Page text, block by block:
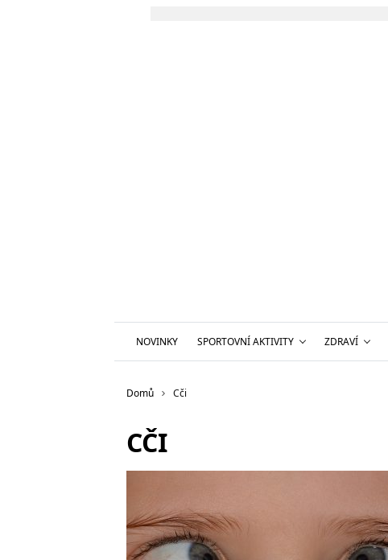
NOVINKY SPORTOVNÍ AKTIVITY ZDRAVÍ
Domů Cči
CČI